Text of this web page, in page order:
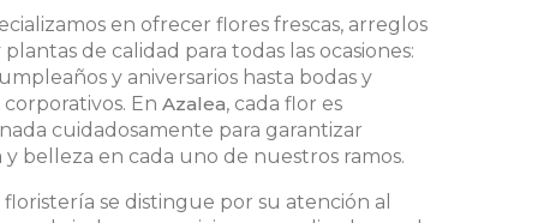
en ofrecer flores frescas, arreglos
de calidad para todas las ocasiones:
y aniversarios hasta bodas y
En Azalea, cada flor es
cuidadosamente para garantizar
y belleza en cada uno de nuestros ramos.
se distingue por su atención al